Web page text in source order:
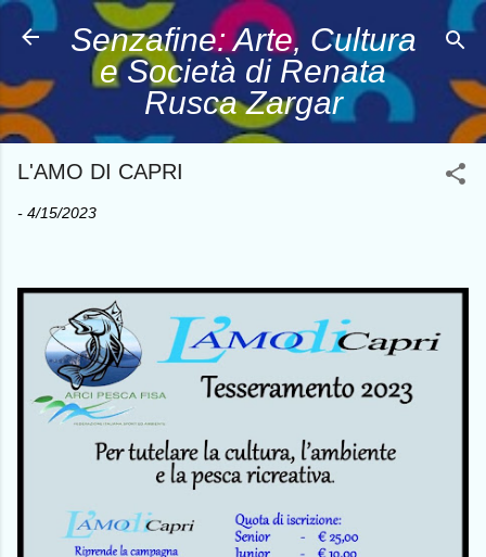
Passa ai contenuti principali
Senzafine: Arte, Cultura
e Società di Renata
Rusca Zargar
L'AMO DI CAPRI
- 4/15/2023